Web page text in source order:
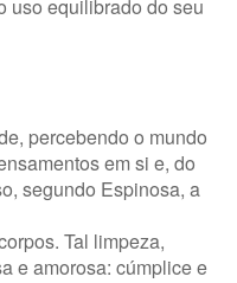
uso equilibrado do seu
percebendo o mundo
em si e, do
segundo Espinosa, a
Tal limpeza,
e amorosa: cúmplice e